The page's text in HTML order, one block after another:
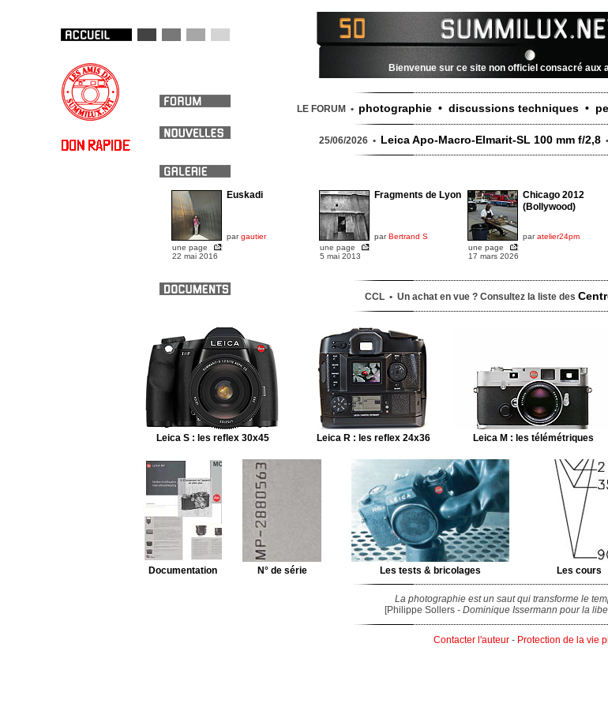
Bienvenue sur ce site non officiel consacré aux
LE FORUM • photographie • discussions techniques •
25/06/2026 • Leica Apo-Macro-Elmarit-SL 100 mm f/2,8•
Euskadi
pargautier
une page
22 mai 2016
Fragments de Lyon
parBertrand S
une page
5 mai 2013
Chicago 2012
(Bollywood)
paratelier24pm
une page
17 mars 2026
CCL • Un achat en vue ? Consultez la liste des
Leica S : les reflex 30x45 Leica R : les reflex 24x36 Leica M : les télémétriques
Documentation N° de série Les tests & bricolages Les cours
La photographie est un saut qui transforme le
[Philippe Sollers - Dominique Issermann pour la
Contacter l'auteur- Protection de la vie